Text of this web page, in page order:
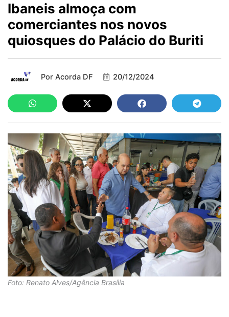
Ibaneis almoça com
comerciantes nos novos
quiosques do Palácio do Buriti
Por Acorda DF 20/12/2024
Foto: Renato Alves/Agência Brasília